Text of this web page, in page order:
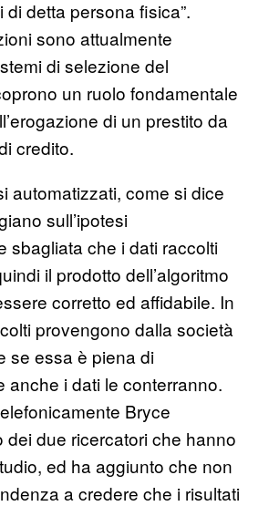
detta persona fisica”.
sono attualmente
di selezione del
un ruolo fondamentale
di un prestito da
credito.
automatizzati, come si dice
sull’ipotesi
sbagliata che i dati raccolti
il prodotto dell’algoritmo
corretto ed affidabile. In
provengono dalla società
se essa è piena di
anche i dati le conterranno.
Bryce
dei due ricercatori che hanno
ed ha aggiunto che non
a credere che i risultati